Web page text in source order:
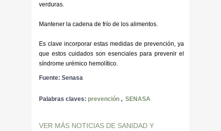
verduras.
Mantener la cadena de frío de los alimentos.
Es clave incorporar estas medidas de prevención, ya
que estos cuidados son esenciales para prevenir el
síndrome urémico hemolítico.
Fuente: Senasa
Palabras claves: prevención , SENASA
VER MÁS NOTICIAS DE SANIDAD Y